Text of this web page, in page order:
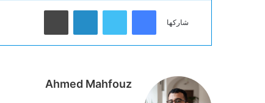
شاركها
فيسبوك لينكدإن
Ahmed Mahfouz